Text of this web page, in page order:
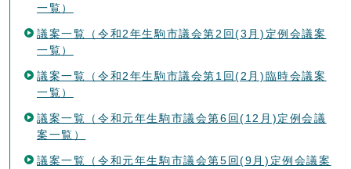
一覧）
議案一覧（令和2年生駒市議会第2回(3月)定例会議案
一覧）
議案一覧（令和2年生駒市議会第1回(2月)臨時会議案
一覧）
議案一覧（令和元年生駒市議会第6回(12月)定例会議
案一覧）
議案一覧（令和元年生駒市議会第5回(9月)定例会議案